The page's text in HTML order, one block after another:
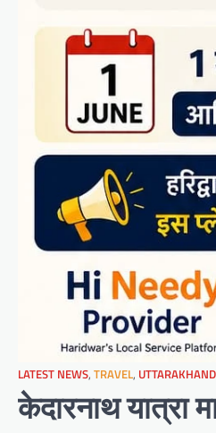
LATEST NEWS, TRAVEL, UTTARAKHAND
केदारनाथ यात्रा